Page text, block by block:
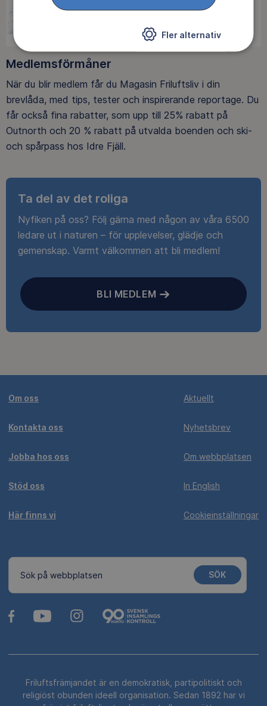
Medlemsförmåner
När du blir medlem får du Magasin Friluftsliv i din
brevlåda, med tips, tester och inspirerande reportage. Du
får också fina rabatter, som upp till 25% rabatt på
Outnorth och 20 % rabatt på utvalda boenden och ski-
och spårpass hos Idre Fjäll.
Ta del av det roliga
Nyfiken på oss? Följ gärna med någon av våra 6500
ledare ut i naturen – för upplevelser, glädje och
gemenskap. Varmt välkommen att bli medlem!
BLI MEDLEM
Om oss
Kontakta oss
Jobba hos oss
Stöd oss
Här finns vi
Aktuellt
Nyhetsbrev
Om webbplatsen
In English
Cookieinställningar
Sök på webbplatsen SÖK
Friluftsfrämjandet är en demokratisk, partipolitiskt och
religiöst obunden ideell organisation. Sedan 1892 har vi
Fler alternativ